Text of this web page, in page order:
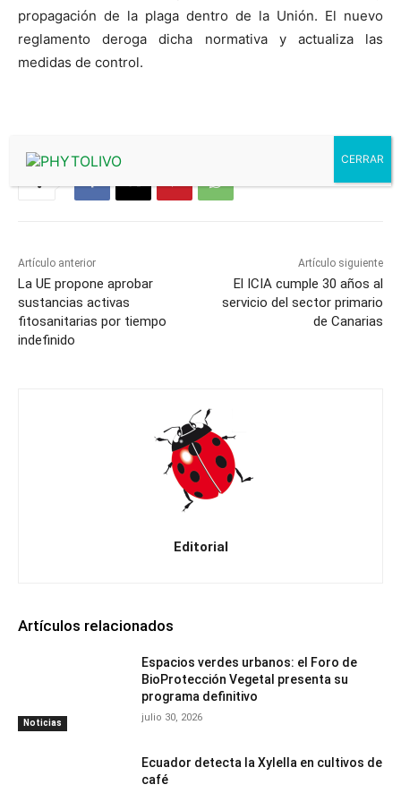
propagación de la plaga dentro de la Unión. El nuevo
reglamento deroga dicha normativa y actualiza las
medidas de control.
Artículo anterior
La UE propone aprobar
sustancias activas
fitosanitarias por tiempo
indefinido
Artículo siguiente
El ICIA cumple 30 años al
servicio del sector primario
de Canarias
Editorial
Artículos relacionados
Noticias
Espacios verdes urbanos: el Foro de
BioProtección Vegetal presenta su
programa definitivo
julio 30, 2026
Ecuador detecta la Xylella en cultivos de
café